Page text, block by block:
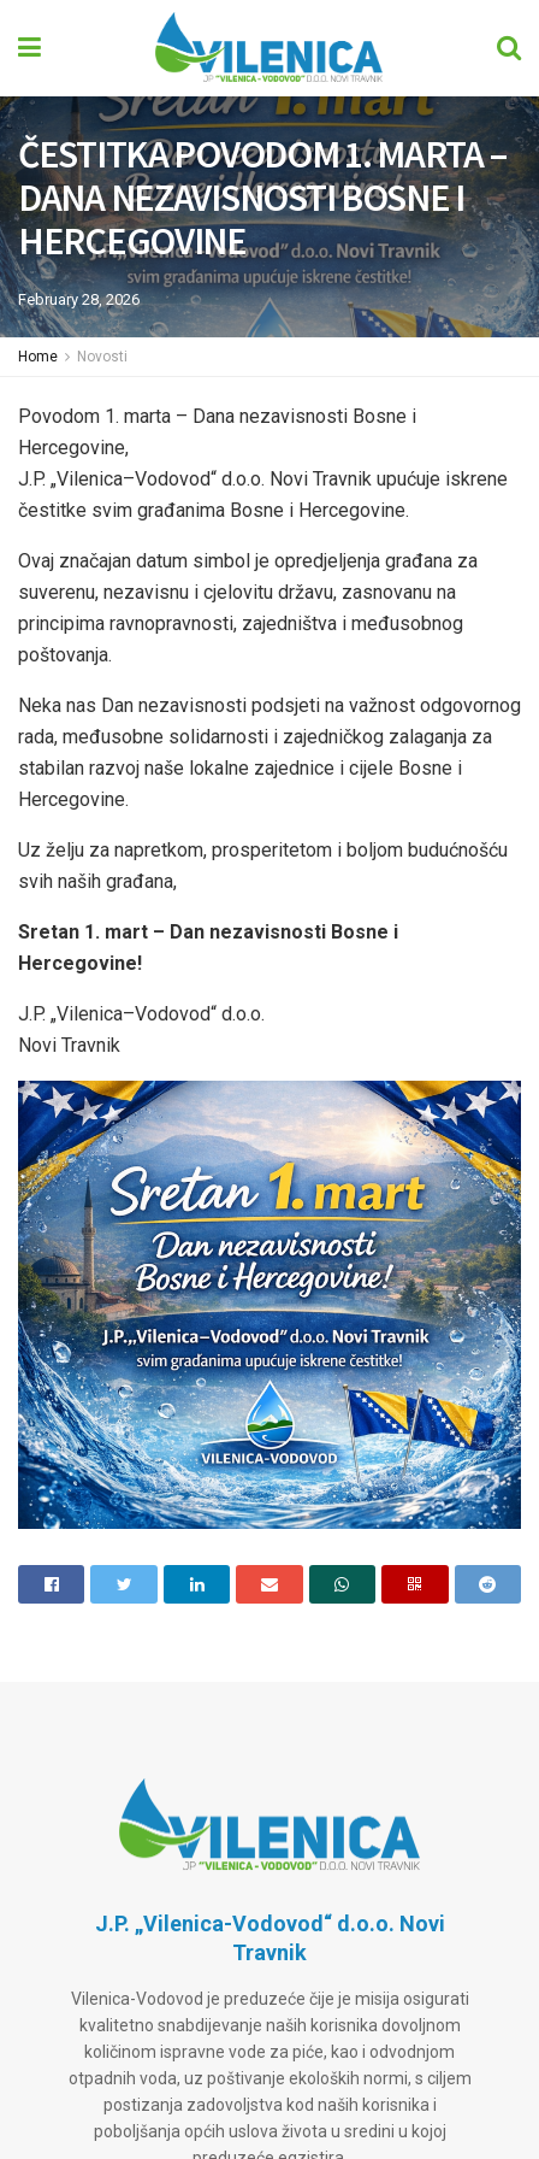
ČESTITKA POVODOM 1. MARTA –
DANA NEZAVISNOSTI BOSNE I
HERCEGOVINE
February 28, 2026
Home Novosti
Povodom 1. marta – Dana nezavisnosti Bosne i
Hercegovine,
J.P. „Vilenica–Vodovod“ d.o.o. Novi Travnik upućuje iskrene
čestitke svim građanima Bosne i Hercegovine.
Ovaj značajan datum simbol je opredjeljenja građana za
suverenu, nezavisnu i cjelovitu državu, zasnovanu na
principima ravnopravnosti, zajedništva i međusobnog
poštovanja.
Neka nas Dan nezavisnosti podsjeti na važnost odgovornog
rada, međusobne solidarnosti i zajedničkog zalaganja za
stabilan razvoj naše lokalne zajednice i cijele Bosne i
Hercegovine.
Uz želju za napretkom, prosperitetom i boljom budućnošću
svih naših građana,
Sretan 1. mart – Dan nezavisnosti Bosne i
Hercegovine!
J.P. „Vilenica–Vodovod“ d.o.o.
Novi Travnik
J.P. „Vilenica-Vodovod“ d.o.o. Novi
Travnik
Vilenica-Vodovod je preduzeće čije je misija osigurati
kvalitetno snabdijevanje naših korisnika dovoljnom
količinom ispravne vode za piće, kao i odvodnjom
otpadnih voda, uz poštivanje ekoloških normi, s ciljem
postizanja zadovoljstva kod naših korisnika i
poboljšanja općih uslova života u sredini u kojoj